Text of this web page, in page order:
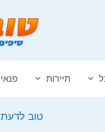
תיירות פנאי
טוב לדעת